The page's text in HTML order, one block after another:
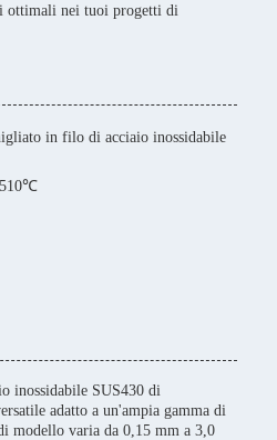
ottimali nei tuoi progetti di
in filo di acciaio inossidabile
inossidabile SUS430 di
adatto a un'ampia gamma di
modello varia da 0,15 mm a 3,0